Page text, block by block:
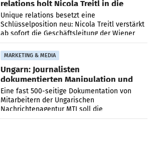
relations holt Nicola Treitl in die
Geschäftsleitung
Unique relations besetzt eine
Schlüsselposition neu: Nicola Treitl verstärkt
ab sofort die Geschäftsleitung der Wiener
PR-Agentur an der Seite von Josef Kalina und
Anna Kalina-Mahr.
MARKETING & MEDIA
Ungarn: Journalisten
dokumentierten Manipulation und
Zensur
Eine fast 500-seitige Dokumentation von
Mitarbeitern der Ungarischen
Nachrichtenagentur MTI soll die
systematische Nachrichten-Manipulation und